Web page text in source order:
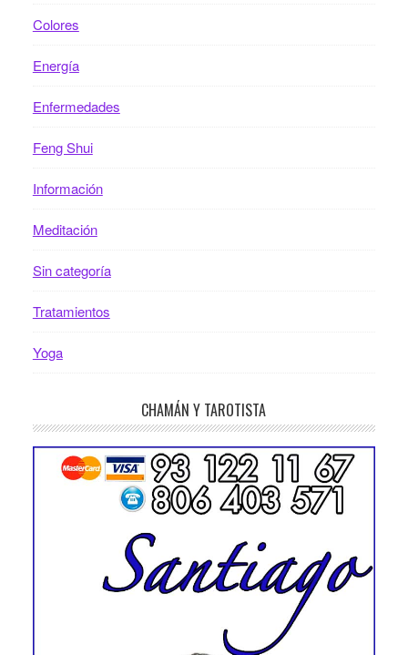
Colores
Energía
Enfermedades
Feng Shui
Información
Meditación
Sin categoría
Tratamientos
Yoga
CHAMÁN Y TAROTISTA